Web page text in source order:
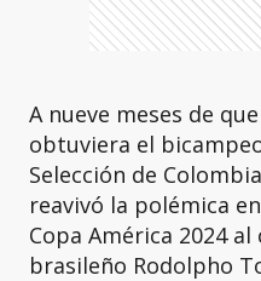
A nueve meses de
obtuviera el
Selección de
reavivó la polémica
Copa América 2024
brasileño Rodolpho